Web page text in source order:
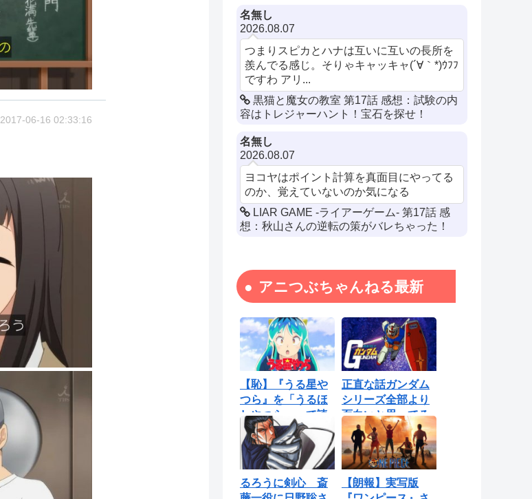
2017-06-16 02:33:16
名無し
2026.08.07
つまりスピカとハナは互いに互いの長所を
羨んでる感じ。そりゃキャッキャ(´∀｀*)ｳﾌﾌ
ですわ アリ...
黒猫と魔女の教室 第17話 感想：試験の内
容はトレジャーハント！宝石を探せ！
名無し
2026.08.07
ヨコヤはポイント計算を真面目にやってる
のか、覚えていないのか気になる
LIAR GAME -ライアーゲーム- 第17話 感
想：秋山さんの逆転の策がバレちゃった！
アニつぶちゃんねる最新
【恥】『うる星や
つら』を「うるほ
しやつら」って読
んでたわ…勘...
正直な話ガンダム
シリーズ全部より
面白いと思ってる
ロボットアニ...
るろうに剣心 斎
【朗報】実写版